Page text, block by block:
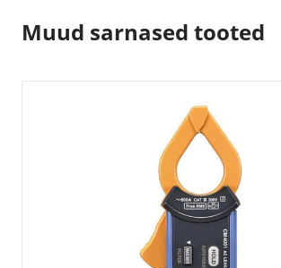
Muud sarnased tooted